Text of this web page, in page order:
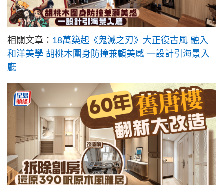
相關文章： 18萬築起《鬼滅之刃》大正復古風 融入
和洋美學 胡桃木圍身防撞兼顧美感 一設計引海景入
廳